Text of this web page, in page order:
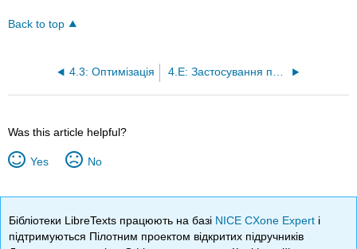
Back to top
4.3: Оптимізація 4.E: Застосування похідних (вправи)
Was this article helpful?
Yes No
Бібліотеки LibreTexts працюють на базі NICE CXone Expert і
підтримуються Пілотним проектом відкритих підручників